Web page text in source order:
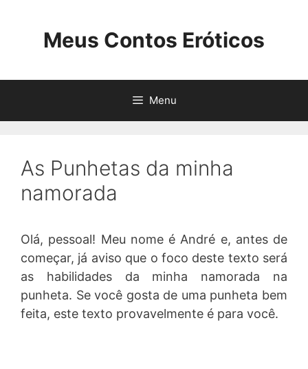
Meus Contos Eróticos
Menu
As Punhetas da minha
namorada
Olá, pessoal! Meu nome é André e, antes de
começar, já aviso que o foco deste texto será
as habilidades da minha namorada na
punheta. Se você gosta de uma punheta bem
feita, este texto provavelmente é para você.